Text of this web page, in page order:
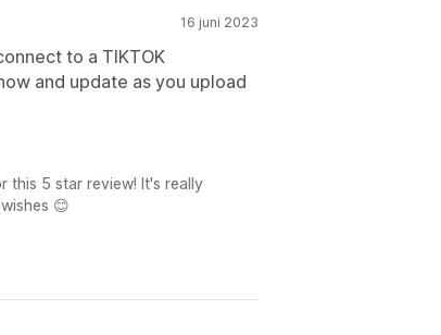
16 juni 2023
to a TIKTOK
and update as you upload
this 5 star review! It's really
😊